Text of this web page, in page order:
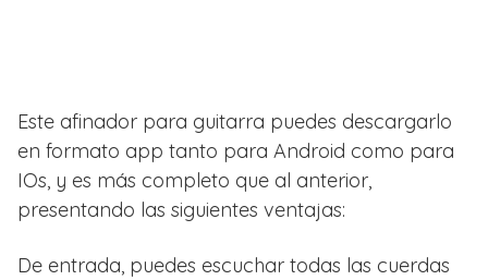
Este afinador para guitarra puedes descargarlo
en formato app tanto para Android como para
IOs, y es más completo que al anterior,
presentando las siguientes ventajas:
De entrada, puedes escuchar todas las cuerdas